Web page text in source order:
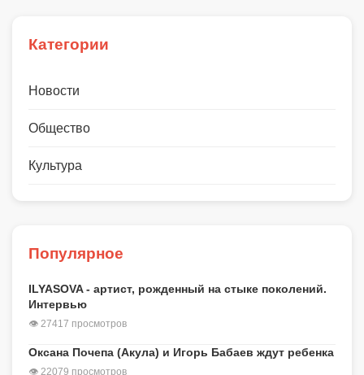
Категории
Новости
Общество
Культура
Популярное
ILYASOVA - артист, рожденный на стыке поколений.
Интервью
👁 27417 просмотров
Оксана Почепа (Акула) и Игорь Бабаев ждут ребенка
👁 22079 просмотров